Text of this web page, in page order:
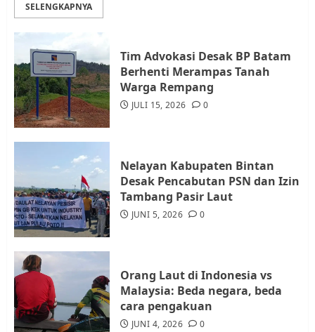
3
4
Datangi Pemko Batam, Warga
Rempang Protes Lahan Mereka
Diambil untuk Sekolah Rakyat
5
Warga Rempang Ajukan
Audiensi dengan Wali Kota
Batam, Soroti Aktivitas yang
Resahkan Warga
SELENGKAPNYA
Tim Advokasi Desak BP Batam
Berhenti Merampas Tanah
Warga Rempang
JULI 15, 2026 0
Nelayan Kabupaten Bintan
Desak Pencabutan PSN dan Izin
Tambang Pasir Laut
JUNI 5, 2026 0
Orang Laut di Indonesia vs
Malaysia: Beda negara, beda
cara pengakuan
JUNI 4, 2026 0